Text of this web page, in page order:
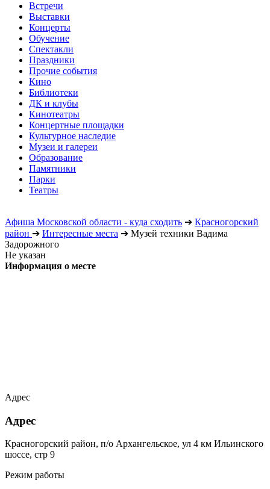
Встречи
Выставки
Концерты
Обучение
Спектакли
Праздники
Прочие события
Кино
Библиотеки
ДК и клубы
Кинотеатры
Концертные площадки
Культурное наследие
Музеи и галереи
Образование
Памятники
Парки
Театры
Афиша Московской области - куда сходить ➔ Красногорский
район ➔ Интересные места ➔ Музей техники Вадима
Задорожного
Не указан
Информация о месте
Адрес
Адрес
Красногорский район, п/о Архангельское, ул 4 км Ильинского
шоссе, стр 9
Режим работы